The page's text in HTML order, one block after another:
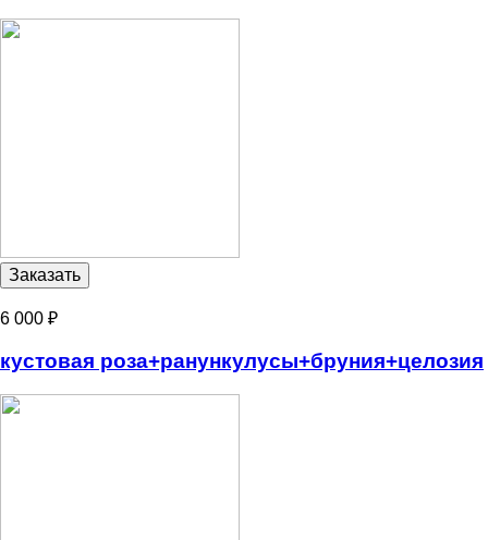
6 000 ₽
кустовая роза+ранункулусы+бруния+целозия